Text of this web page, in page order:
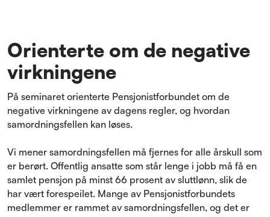
Orienterte om de negative
virkningene
På seminaret orienterte Pensjonistforbundet om de
negative virkningene av dagens regler, og hvordan
samordningsfellen kan løses.
Vi mener samordningsfellen må fjernes for alle årskull som
er berørt. Offentlig ansatte som står lenge i jobb må få en
samlet pensjon på minst 66 prosent av sluttlønn, slik de
har vært forespeilet. Mange av Pensjonistforbundets
medlemmer er rammet av samordningsfellen, og det er